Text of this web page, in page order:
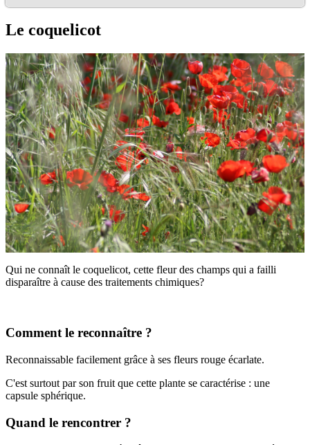
Le coquelicot
Qui ne connaît le coquelicot, cette fleur des champs qui a failli
disparaître à cause des traitements chimiques?
Comment le reconnaître ?
Reconnaissable facilement grâce à ses fleurs rouge écarlate.
C'est surtout par son fruit que cette plante se caractérise : une
capsule sphérique.
Quand le rencontrer ?